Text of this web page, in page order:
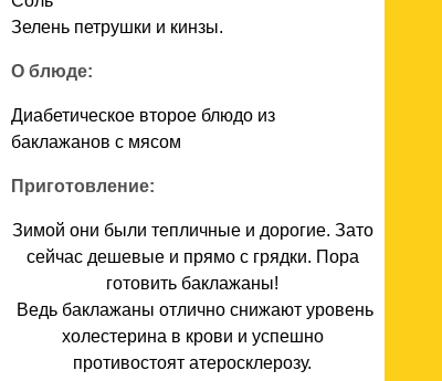
Зелень петрушки и кинзы.
О блюде:
Диабетическое второе блюдо из
баклажанов с мясом
Приготовление:
Зимой они были тепличные и дорогие. Зато
сейчас дешевые и прямо с грядки. Пора
готовить баклажаны!
Ведь баклажаны отлично снижают уровень
холестерина в крови и успешно
противостоят атеросклерозу.